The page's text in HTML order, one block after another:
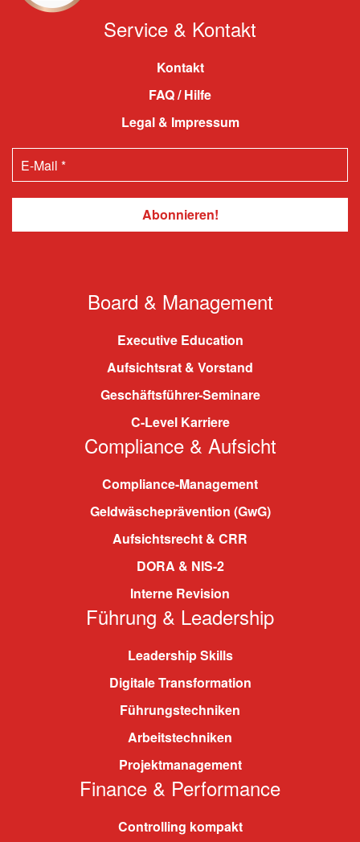
Service & Kontakt
Kontakt
FAQ / Hilfe
Legal & Impressum
Board & Management
Executive Education
Aufsichtsrat & Vorstand
Geschäftsführer-Seminare
C-Level Karriere
Compliance & Aufsicht
Compliance-Management
Geldwäscheprävention (GwG)
Aufsichtsrecht & CRR
DORA & NIS-2
Interne Revision
Führung & Leadership
Leadership Skills
Digitale Transformation
Führungstechniken
Arbeitstechniken
Projektmanagement
Finance & Performance
Controlling kompakt